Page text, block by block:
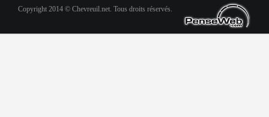
Copyright 2014 © Chevreuil.net. Tous droits réservés.